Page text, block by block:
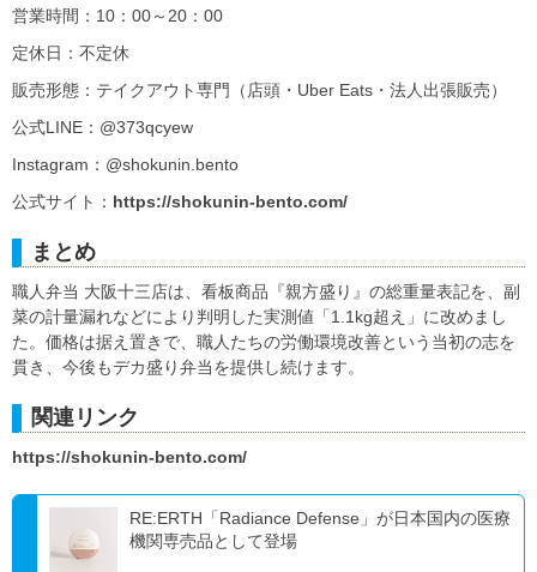
営業時間：10：00～20：00
定休日：不定休
販売形態：テイクアウト専門（店頭・Uber Eats・法人出張販売）
公式LINE：@373qcyew
Instagram：@shokunin.bento
公式サイト： https://shokunin-bento.com/
まとめ
職人弁当 大阪十三店は、看板商品『親方盛り』の総重量表記を、副
菜の計量漏れなどにより判明した実測値「1.1kg超え」に改めまし
た。価格は据え置きで、職人たちの労働環境改善という当初の志を
貫き、今後もデカ盛り弁当を提供し続けます。
関連リンク
https://shokunin-bento.com/
RE:ERTH「Radiance Defense」が日本国内の医療
機関専売品として登場